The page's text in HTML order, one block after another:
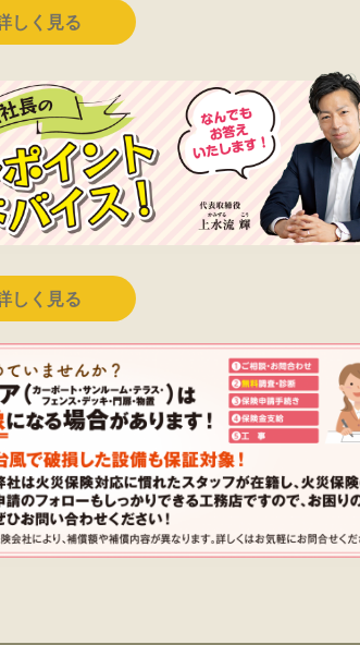
しく見る
しく見る